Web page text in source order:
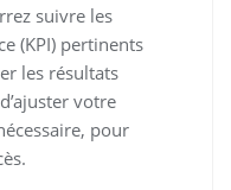
suivre les
(KPI) pertinents
les résultats
votre
pour